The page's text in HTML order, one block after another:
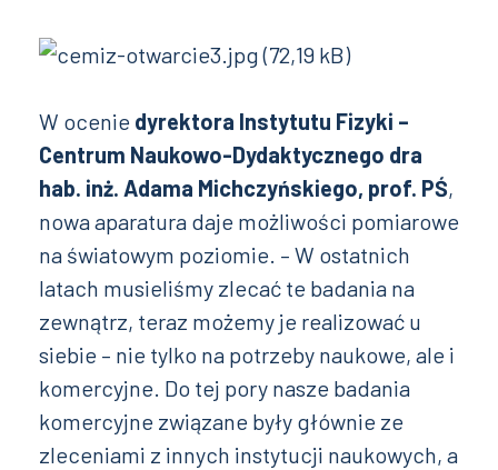
W ocenie dyrektora Instytutu Fizyki –
Centrum Naukowo-Dydaktycznego dra
hab. inż. Adama Michczyńskiego, prof. PŚ,
nowa aparatura daje możliwości pomiarowe
na światowym poziomie. – W ostatnich
latach musieliśmy zlecać te badania na
zewnątrz, teraz możemy je realizować u
siebie – nie tylko na potrzeby naukowe, ale i
komercyjne. Do tej pory nasze badania
komercyjne związane były głównie ze
zleceniami z innych instytucji naukowych, a